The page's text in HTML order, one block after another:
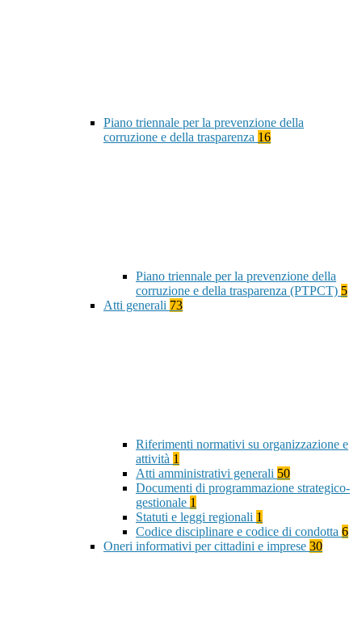
Piano triennale per la prevenzione della
corruzione e della trasparenza 16
Piano triennale per la prevenzione della
corruzione e della trasparenza (PTPCT) 5
Atti generali 73
Riferimenti normativi su organizzazione e
attività 1
Atti amministrativi generali 50
Documenti di programmazione strategico-
gestionale 1
Statuti e leggi regionali 1
Codice disciplinare e codice di condotta 6
Oneri informativi per cittadini e imprese 30